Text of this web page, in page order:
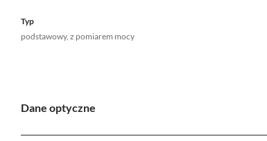
Typ
podstawowy, z pomiarem mocy
Dane optyczne